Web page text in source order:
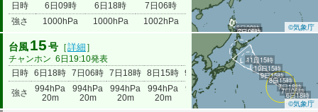
日時
6日09時 6日18時
7日06時
強さ
1000hPa 1000hPa 1002hPa
6日09時
6日18時
7日06時 ©気象庁
台風 15 号 ［詳細 ］
チャンホン 6日19:10発表
日時 6日18時 7日06時 7日18時 8日15時 9日15時 10日15時 11日15時
強さ
994hPa
20m
994hPa
20m
994hPa
20m
994hPa
20m
994hPa
20m
994hPa
20m
994hPa
20m6日18時
7日06時
7日18時
8日15時
9日15時
10日15時
11日15時
©気象庁